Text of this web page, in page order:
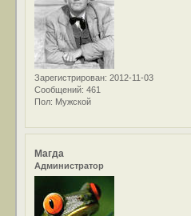
Зарегистрирован: 2012-11-03
Сообщений: 461
Пол: Мужской
Магда
Администратор